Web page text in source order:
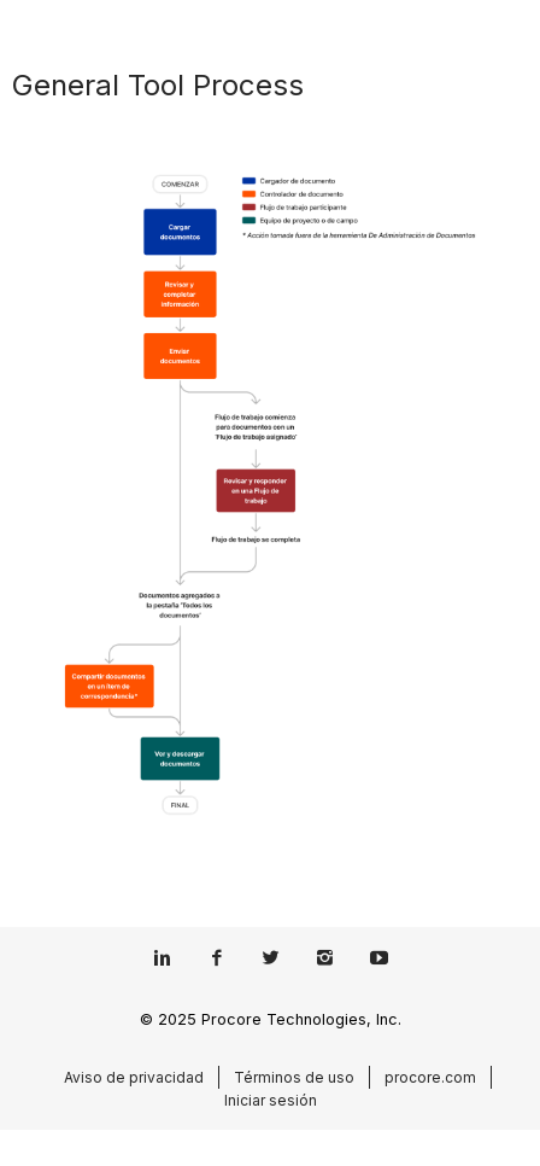
General Tool Process
© 2025 Procore Technologies, Inc.
Aviso de privacidad Términos de uso
procore.com
Iniciar sesión